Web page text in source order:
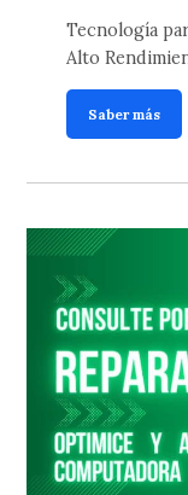
Tecnología
Alto
Saber más